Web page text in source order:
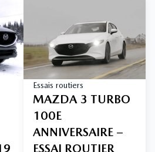
Essais routiers
MAZDA 3 TURBO
100E
ANNIVERSAIRE –
ESSAI ROUTIER